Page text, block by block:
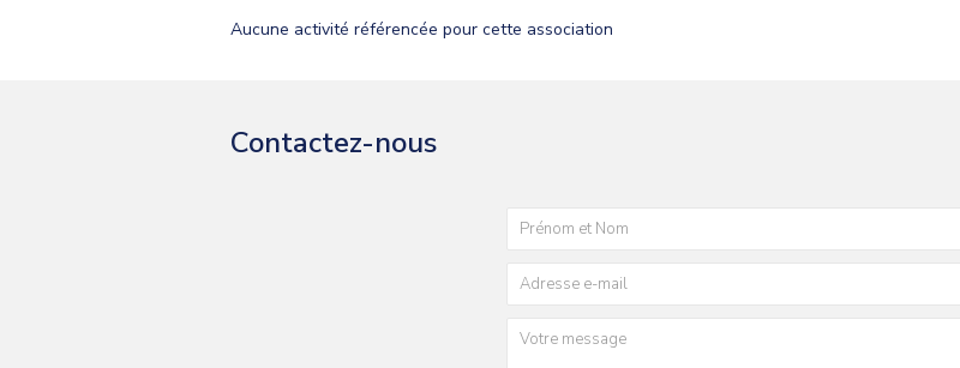
Aucune activité référencée pour cette association
Contactez-nous